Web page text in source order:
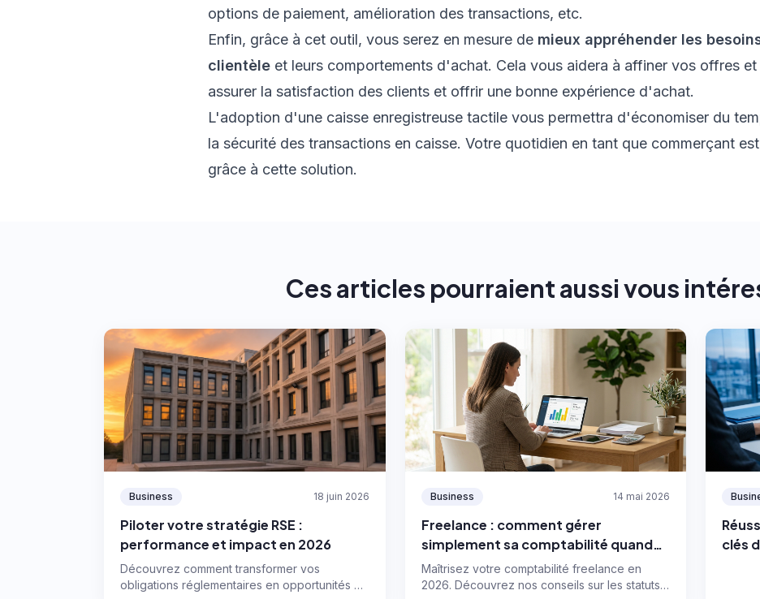
options de paiement, amélioration des transactions, etc.
Enfin, grâce à cet outil, vous serez en mesure de mieux appréhender les
clientèle et leurs comportements d'achat. Cela vous aidera à affiner vos offres
assurer la satisfaction des clients et offrir une bonne expérience d'achat.
L'adoption d'une caisse enregistreuse tactile vous permettra d'économiser du
la sécurité des transactions en caisse. Votre quotidien en tant que commerçant
grâce à cette solution.
Ces articles pourraient aussi vous
Business 18 juin 2026
Piloter votre stratégie RSE :
performance et impact en 2026
Découvrez comment transformer vos
obligations réglementaires en opportunités de
Business 14 mai 2026
Freelance : comment gérer
simplement sa comptabilité quand
on développe son activité ?
Maîtrisez votre comptabilité freelance en
2026. Découvrez nos conseils sur les statuts,
clés